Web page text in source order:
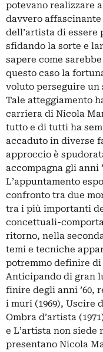
potevano realizzare
davvero
dell’artista di
sfidando la sorte e
sapere come
questo caso la
voluto perseguire un
Tale atteggiamento
carriera di Nicola
tutto e di tutti ha
accaduto in diverse
approccio è
accompagna gli anni
L’appuntamento
confronto tra due
tra i più importanti
concettuali-
ritorno, nella
temi e tecniche
potremmo definire
Anticipando di gran
finire degli anni ’60,
i muri (1969), Uscire
Ombra d’artista
e L’artista non siede
presentano Nicola